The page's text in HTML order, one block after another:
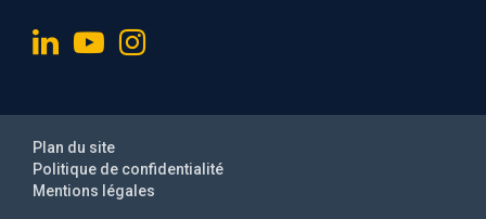
Mentions légales
Politique de confidentialité
Plan du site